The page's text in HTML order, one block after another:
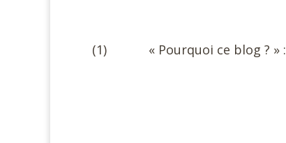
(1) « Pourquoi ce blog ? » :